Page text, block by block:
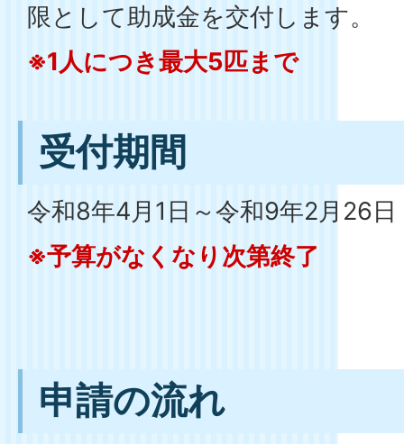
限として助成金を交付します。
※1人につき最大5匹まで
受付期間
令和8年4月1日～令和9年2月26日
※予算がなくなり次第終了
申請の流れ